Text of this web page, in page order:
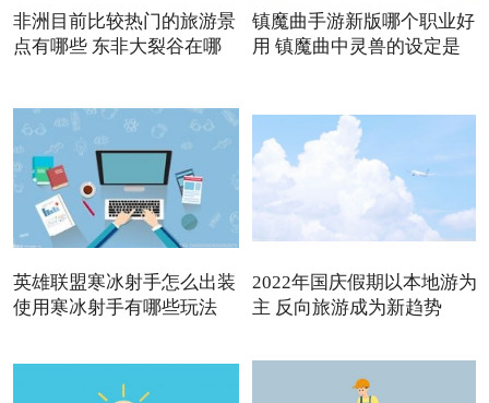
非洲目前比较热门的旅游景
点有哪些 东非大裂谷在哪
镇魔曲手游新版哪个职业好
用 镇魔曲中灵兽的设定是
英雄联盟寒冰射手怎么出装
使用寒冰射手有哪些玩法
2022年国庆假期以本地游为
主 反向旅游成为新趋势